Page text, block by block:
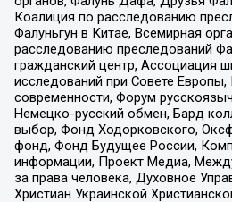
Коалиция по расследованию
Фалуньгун в Китае, Всемирная
расследованию преследований
гражданский центр, Ассоциация
исследований при Совете
современности, Форум
Немецко-русский обмен, Бард
выбор, Фонд Ходорковского,
фонд, Фонд Будущее России,
информации, Проект Медиа,
за права человека, Духовное
Христиан Украинской